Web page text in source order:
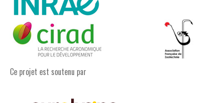
Ce projet est soutenu par